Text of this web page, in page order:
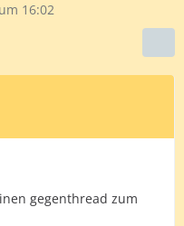
16:02
gegenthread zum